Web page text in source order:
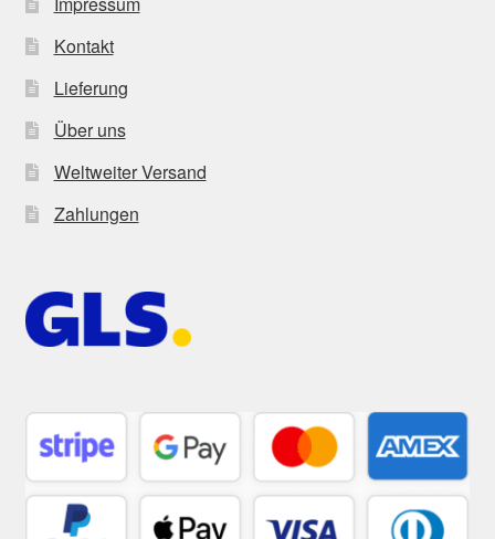
Kontakt
Lieferung
Über uns
Weltweiter Versand
Zahlungen